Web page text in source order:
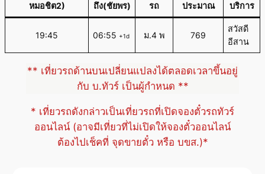
หมอชิต2)
ถึง(ชัยพร)
รถ
ประมาณ
บริการ
19:45 06:55 +1d ม.4 พ 769
สวัสดี
อีสาน
** เที่ยวรถด้านบนเปลี่ยนแปลงได้ตลอดเวลาขึ้นอยู่
กับ บ.ทัวร์ เป็นผู้กำหนด **
* เที่ยวรถดังกล่าวเป็นเที่ยวรถที่เปิดจองตั๋วรถทัวร์
ออนไลน์ (อาจมีเที่ยวที่ไม่เปิดให้จองตั๋วออนไลน์
ต้องไปเช็คที่ จุดขายตั๋ว หรือ บขส.)*